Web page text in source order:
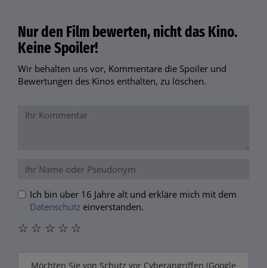
Nur den Film bewerten, nicht das Kino.
Keine Spoiler!
Wir behalten uns vor, Kommentare die Spoiler und
Bewertungen des Kinos enthalten, zu löschen.
Ich bin über 16 Jahre alt und erkläre mich mit dem
Datenschutz einverstanden.
☆
☆
☆
☆
☆
Möchten Sie von Schutz vor Cyberangriffen (Google